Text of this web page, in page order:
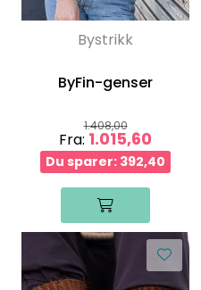
Bystrikk
ByFin-genser
1.408,00
Fra: 1.015,60
Du sparer: 392,40